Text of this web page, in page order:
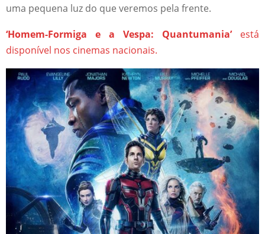
uma pequena luz do que veremos pela frente.
‘Homem-Formiga e a Vespa: Quantumania’está
disponível nos cinemas nacionais.